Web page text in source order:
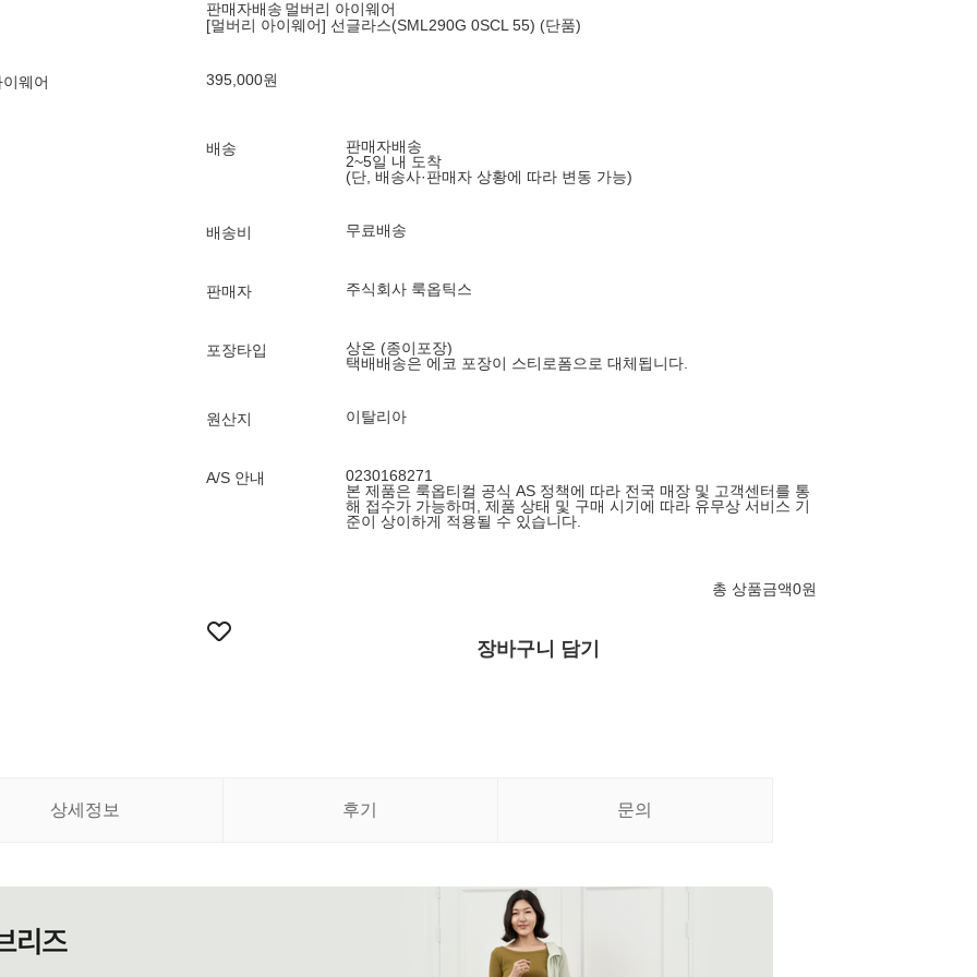
웨어
판매자배송 멀버리 아이웨어
[멀버리 아이웨어] 선글라스(SML290G 0SCL 55) (단품)
395,000원
배송
판매자배송
2~5일 내 도착
(단, 배송사·판매자 상황에 따라 변동 가능)
배송비 무료배송
판매자 주식회사 룩옵틱스
포장타입
상온 (종이포장)
택배배송은 에코 포장이 스티로폼으로 대체됩니다.
원산지 이탈리아
A/S 안내
0230168271
본 제품은 룩옵티컬 공식 AS 정책에 따라 전국 매장 및 고객센터를 통
해 접수가 가능하며, 제품 상태 및 구매 시기에 따라 유무상 서비스 기
준이 상이하게 적용될 수 있습니다.
총 상품금액0원
장바구니 담기
상세정보 후기 문의